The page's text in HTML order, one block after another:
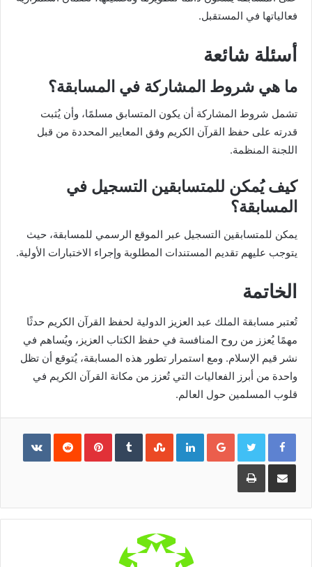
فعالياتها في المستقبل.
أسئلة شائعة
ما هي شروط المشاركة في المسابقة؟
تشمل شروط المشاركة أن يكون المتسابق مسلمًا، وأن يُثبت
قدرته على حفظ القرآن الكريم وفق المعايير المحددة من قبل
اللجنة المنظمة.
كيف يُمكن للمتسابقين التسجيل في
المسابقة؟
يمكن للمتسابقين التسجيل عبر الموقع الرسمي للمسابقة، حيث
يتوجب عليهم تقديم المستندات المطلوبة وإجراء الاختبارات الأولية.
الخاتمة
تُعتبر مسابقة الملك عبد العزيز الدولية لحفظ القرآن الكريم حدثًا
مهمًا يُعزز من روح المنافسة في حفظ الكتاب العزيز، ويُساهم في
نشر قيم الإسلام. ومع استمرار تطور هذه المسابقة، يُتوقع أن تظل
واحدة من أبرز الفعاليات التي تُعزز من مكانة القرآن الكريم في
قلوب المسلمين حول العالم.
Google+
LinkedIn
Pinterest
مشاركة
البريد
طباعة